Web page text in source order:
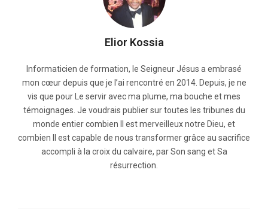
Elior Kossia
Informaticien de formation, le Seigneur Jésus a embrasé
mon cœur depuis que je l’ai rencontré en 2014. Depuis, je ne
vis que pour Le servir avec ma plume, ma bouche et mes
témoignages. Je voudrais publier sur toutes les tribunes du
monde entier combien Il est merveilleux notre Dieu, et
combien Il est capable de nous transformer grâce au sacrifice
accompli à la croix du calvaire, par Son sang et Sa
résurrection.